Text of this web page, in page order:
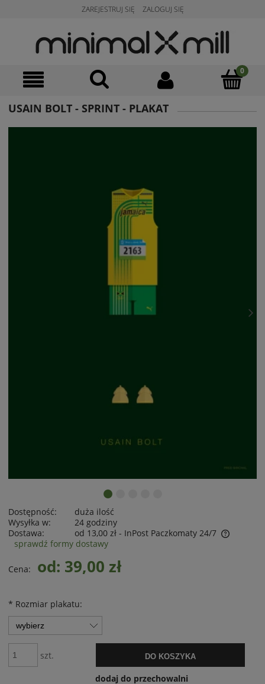
ZAREJESTRUJ SIĘ ZALOGUJ SIĘ
USAIN BOLT - SPRINT - PLAKAT
Dostępność:
duża ilość
Wysyłka w:
24 godziny
Dostawa:
od 13,00 zł - InPost Paczkomaty 24/7
sprawdź formy dostawy
Cena: od: 39,00 zł
* Rozmiar plakatu:
szt. DO KOSZYKA
dodaj do przechowalni